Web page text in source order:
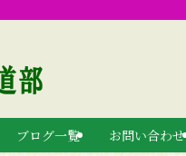
ブログ一覧 お問い合わせ